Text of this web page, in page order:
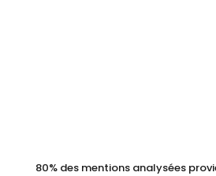
80% des mentions analysées